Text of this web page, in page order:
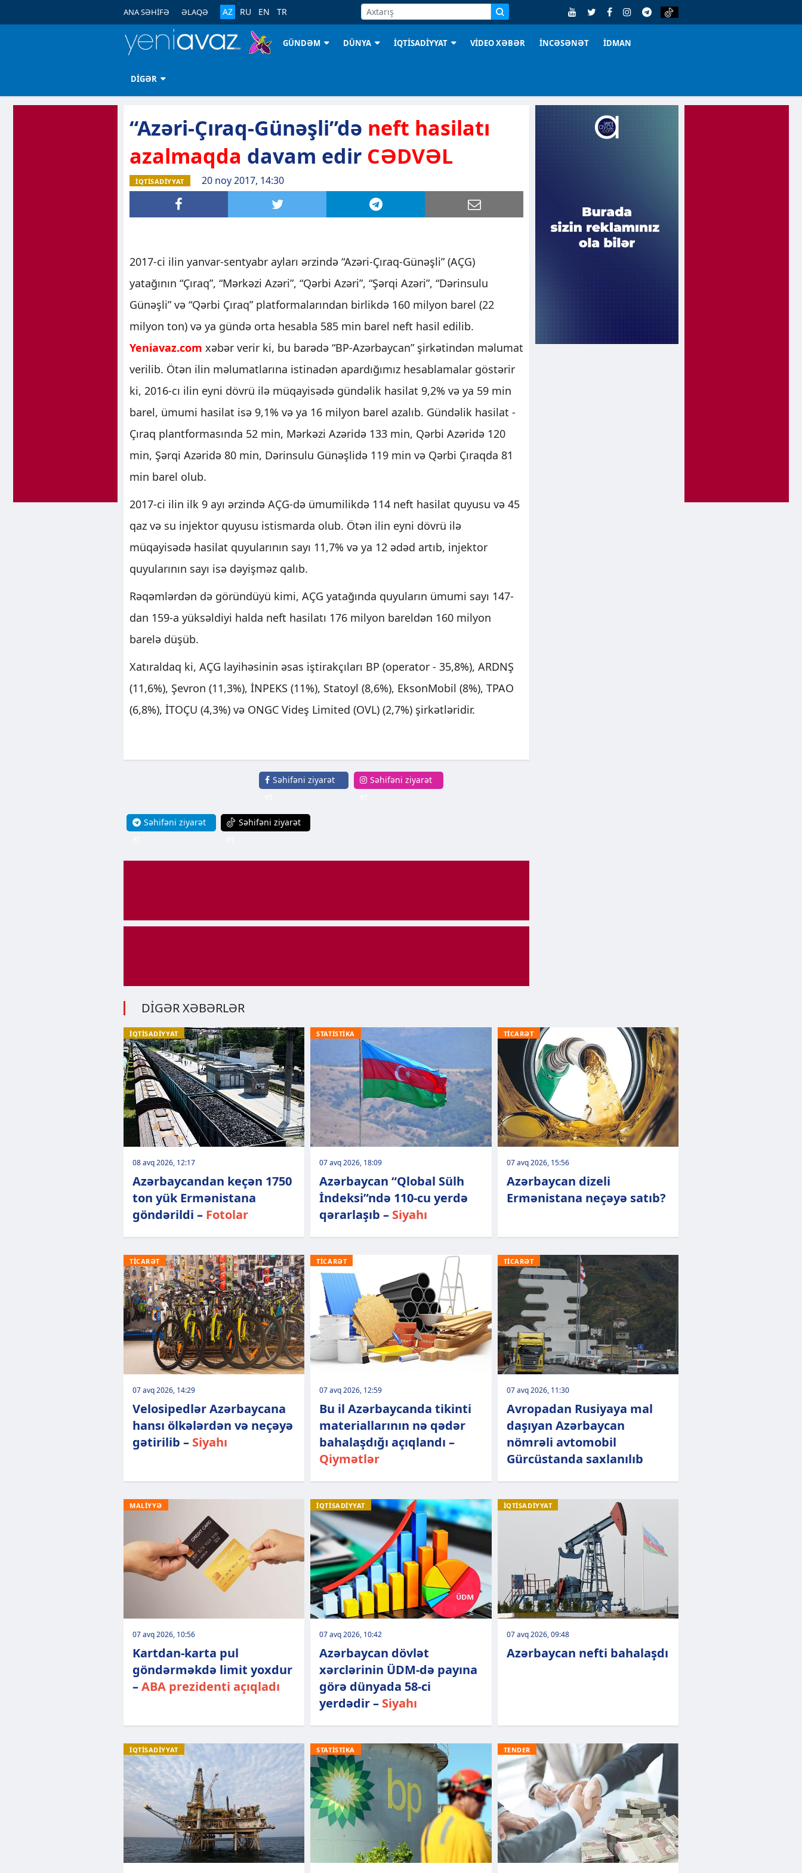
ANA SƏHİFƏ ƏLAQƏ AZ RU EN TR
GÜNDƏM DÜNYA İQTİSADİYYAT VİDEO XƏBƏR İNCƏSƏNƏT İDMAN
DİGƏR
“Azəri-Çıraq-Günəşli”də neft hasilatı
azalmaqda davam edir CƏDVƏL
İQTİSADİYYAT 20 noy 2017, 14:30
2017-ci ilin yanvar-sentyabr ayları ərzində “Azəri-Çıraq-Günəşli” (AÇG)
yatağının “Çıraq”, “Mərkəzi Azəri”, “Qərbi Azəri”, “Şərqi Azəri”, “Dərinsulu
Günəşli” və “Qərbi Çıraq” platformalarından birlikdə 160 milyon barel (22
milyon ton) və ya gündə orta hesabla 585 min barel neft hasil edilib.
Yeniavaz.com xəbər verir ki, bu barədə “BP-Azərbaycan” şirkətindən məlumat
verilib. Ötən ilin məlumatlarına istinadən apardığımız hesablamalar göstərir
ki, 2016-cı ilin eyni dövrü ilə müqayisədə gündəlik hasilat 9,2% və ya 59 min
barel, ümumi hasilat isə 9,1% və ya 16 milyon barel azalıb. Gündəlik hasilat -
Çıraq plantformasında 52 min, Mərkəzi Azəridə 133 min, Qərbi Azəridə 120
min, Şərqi Azəridə 80 min, Dərinsulu Günəşlidə 119 min və Qərbi Çıraqda 81
min barel olub.
2017-ci ilin ilk 9 ayı ərzində AÇG-də ümumilikdə 114 neft hasilat quyusu və 45
qaz və su injektor quyusu istismarda olub. Ötən ilin eyni dövrü ilə
müqayisədə hasilat quyularının sayı 11,7% və ya 12 ədəd artıb, injektor
quyularının sayı isə dəyişməz qalıb.
Rəqəmlərdən də göründüyü kimi, AÇG yatağında quyuların ümumi sayı 147-
dan 159-a yüksəldiyi halda neft hasilatı 176 milyon bareldən 160 milyon
barelə düşüb.
Xatıraldaq ki, AÇG layihəsinin əsas iştirakçıları BP (operator - 35,8%), ARDNŞ
(11,6%), Şevron (11,3%), İNPEKS (11%), Statoyl (8,6%), EksonMobil (8%), TPAO
(6,8%), İTOÇU (4,3%) və ONGC Videş Limited (OVL) (2,7%) şirkətləridir.
Səhifəni ziyarət
Səhifəni ziyarət
Səhifəni ziyarət
Səhifəni ziyarət
DİGƏR XƏBƏRLƏR
İQTİSADİYYAT
08 avq 2026, 12:17
Azərbaycandan keçən 1750
ton yük Ermənistana
göndərildi – Fotolar
STATİSTİKA
07 avq 2026, 18:09
Azərbaycan “Qlobal Sülh
İndeksi”ndə 110-cu yerdə
qərarlaşıb – Siyahı
TİCARƏT
07 avq 2026, 15:56
Azərbaycan dizeli
Ermənistana neçəyə satıb?
TİCARƏT
07 avq 2026, 14:29
Velosipedlər Azərbaycana
hansı ölkələrdən və neçəyə
gətirilib – Siyahı
TİCARƏT
07 avq 2026, 12:59
Bu il Azərbaycanda tikinti
materiallarının nə qədər
bahalaşdığı açıqlandı –
Qiymətlər
TİCARƏT
07 avq 2026, 11:30
Avropadan Rusiyaya mal
daşıyan Azərbaycan
nömrəli avtomobil
Gürcüstanda saxlanılıb
MALİYYƏ
07 avq 2026, 10:56
Kartdan-karta pul
göndərməkdə limit yoxdur
–ABA prezidenti açıqladı
İQTİSADİYYAT
07 avq 2026, 10:42
Azərbaycan dövlət
xərclərinin ÜDM-də payına
görə dünyada 58-ci
yerdədir – Siyahı
İQTİSADİYYAT
07 avq 2026, 09:48
Azərbaycan nefti bahalaşdı
İQTİSADİYYAT STATİSTİKA TENDER